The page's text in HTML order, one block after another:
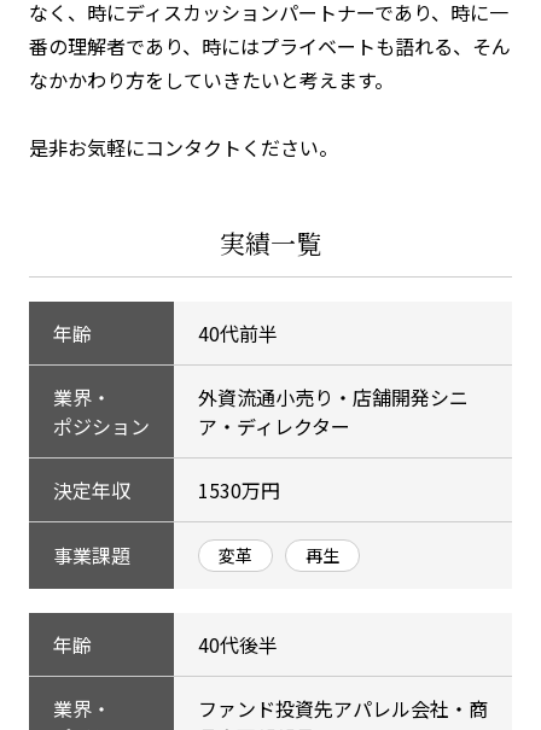
なく、時にディスカッションパートナーであり、時に一
番の理解者であり、時にはプライベートも語れる、そん
なかかわり方をしていきたいと考えます。
是非お気軽にコンタクトください。
実績一覧
年齢 40代前半
業界・
ポジション
外資流通小売り・店舗開発シニ
ア・ディレクター
決定年収 1530万円
事業課題 変革 再生
年齢 40代後半
業界・
ファンド投資先アパレル会社・商